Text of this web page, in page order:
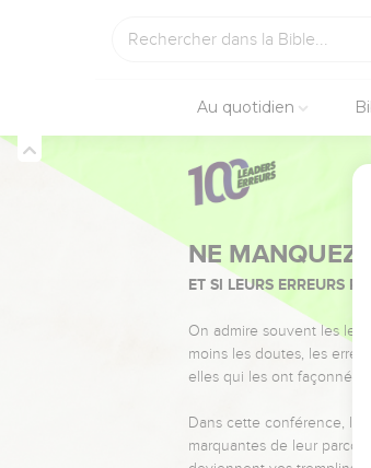
Au quotidien
NE MANQUEZ
ET SI LEURS ERREURS
On admire souvent les
moins les doutes, les
elles qui les ont façonnés.
Dans cette conférence,
marquantes de leur